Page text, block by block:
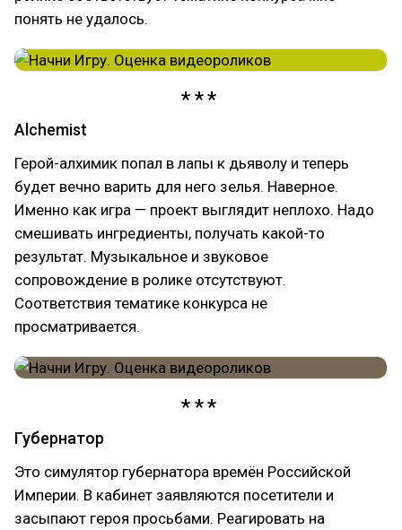
понять не удалось.
Alchemist
Герой-алхимик попал в лапы к дьяволу и теперь
будет вечно варить для него зелья. Наверное.
Именно как игра — проект выглядит неплохо. Надо
смешивать ингредиенты, получать какой-то
результат. Музыкальное и звуковое
сопровождение в ролике отсутствуют.
Соответствия тематике конкурса не
просматривается.
Губернатор
Это симулятор губернатора времён Российской
Империи. В кабинет заявляются посетители и
засыпают героя просьбами. Реагировать на